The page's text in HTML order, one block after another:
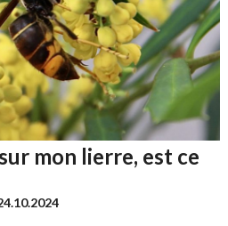
mon lierre, est ce